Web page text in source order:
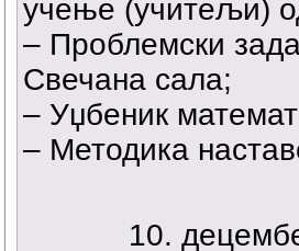
учење (учитељи)
– Проблемски
Свечана сала;
– Уџбеник
– Методика
10.